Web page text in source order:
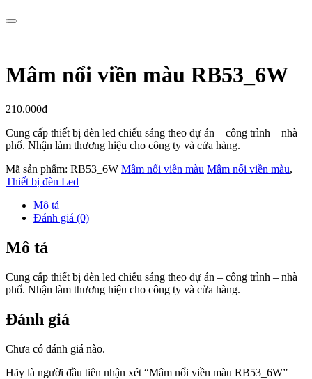
Mâm nổi viền màu RB53_6W
210.000₫
Cung cấp thiết bị đèn led chiếu sáng theo dự án – công trình – nhà
phố. Nhận làm thương hiệu cho công ty và cửa hàng.
Mã sản phẩm: RB53_6W Mâm nổi viền màu Mâm nổi viền màu,
Thiết bị đèn Led
Mô tả
Đánh giá (0)
Mô tả
Cung cấp thiết bị đèn led chiếu sáng theo dự án – công trình – nhà
phố. Nhận làm thương hiệu cho công ty và cửa hàng.
Đánh giá
Chưa có đánh giá nào.
Hãy là người đầu tiên nhận xét “Mâm nổi viền màu RB53_6W”